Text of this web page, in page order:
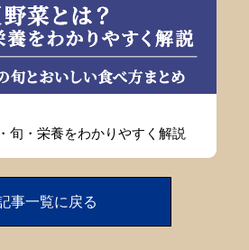
旬・栄養をわかりやすく解説
事一覧に戻る